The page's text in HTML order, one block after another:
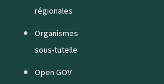
régionales
Organismes
sous-tutelle
Open GOV